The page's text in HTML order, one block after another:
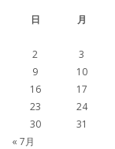
日 月
2
3
9
10
16
17
23
24
30
31
« 7月